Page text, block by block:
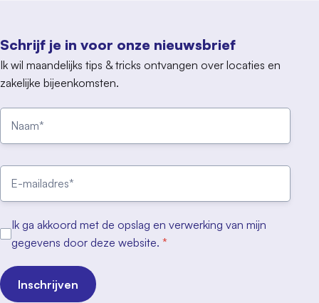
Schrijf je in voor onze nieuwsbrief
Ik wil maandelijks tips & tricks ontvangen over locaties en
zakelijke bijeenkomsten.
Ik ga akkoord met de opslag en verwerking van mijn
gegevens door deze website. *
Inschrijven